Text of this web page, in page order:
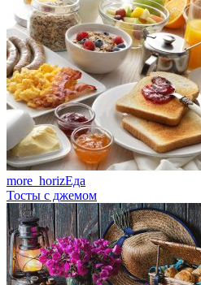
more_horizЕда
Тосты с джемом